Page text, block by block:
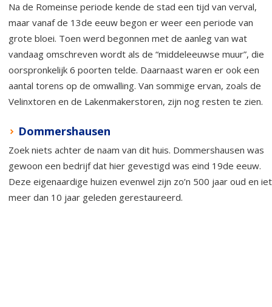
Na de Romeinse periode kende de stad een tijd van verval,
maar vanaf de 13de eeuw begon er weer een periode van
grote bloei. Toen werd begonnen met de aanleg van wat
vandaag omschreven wordt als de “middeleeuwse muur”, die
oorspronkelijk 6 poorten telde. Daarnaast waren er ook een
aantal torens op de omwalling. Van sommige ervan, zoals de
Velinxtoren en de Lakenmakerstoren, zijn nog resten te zien.
Dommershausen
Zoek niets achter de naam van dit huis. Dommershausen was
gewoon een bedrijf dat hier gevestigd was eind 19de eeuw.
Deze eigenaardige huizen evenwel zijn zo’n 500 jaar oud en
meer dan 10 jaar geleden gerestaureerd.